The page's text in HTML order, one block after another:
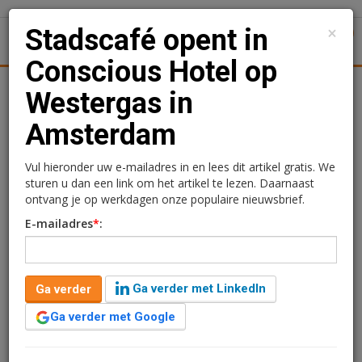
Transacties Werk
Stadscafé opent in
Conscious Hotel op
Westergas in Amsterdam
In Conscious Hotel Westerpark op Cultuurpark
Westergas opent medio juni Stadscafé. Het café, bar en
restaurant is een samenwerking tussen
×
Stadscafé opent in
Conscious Hotel op
Westergas in
Amsterdam
Vul hieronder uw e-mailadres in en lees dit artikel gratis. We
sturen u dan een link om het artikel te lezen. Daarnaast
ontvang je op werkdagen onze populaire nieuwsbrief.
E-mailadres*:
Ga verder
Ga verder met LinkedIn
Ga verder met Google